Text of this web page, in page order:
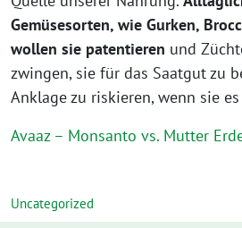
Gemüsesorten, wie Gurken,
wollen sie patentieren und
zwingen, sie für das Saatgut zu
Anklage zu riskieren, wenn sie
Avaaz – Monsanto vs. Mutter
Uncategorized